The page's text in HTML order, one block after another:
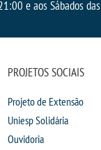
e aos Sábados das
PROJETOS SOCIAIS
Projeto de Extensão
Uniesp Solidária
Ouvidoria